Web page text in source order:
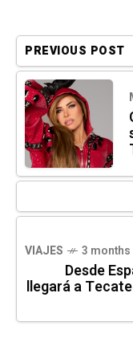
PREVIOUS POST
VIAJES 3
Desde
llegará a